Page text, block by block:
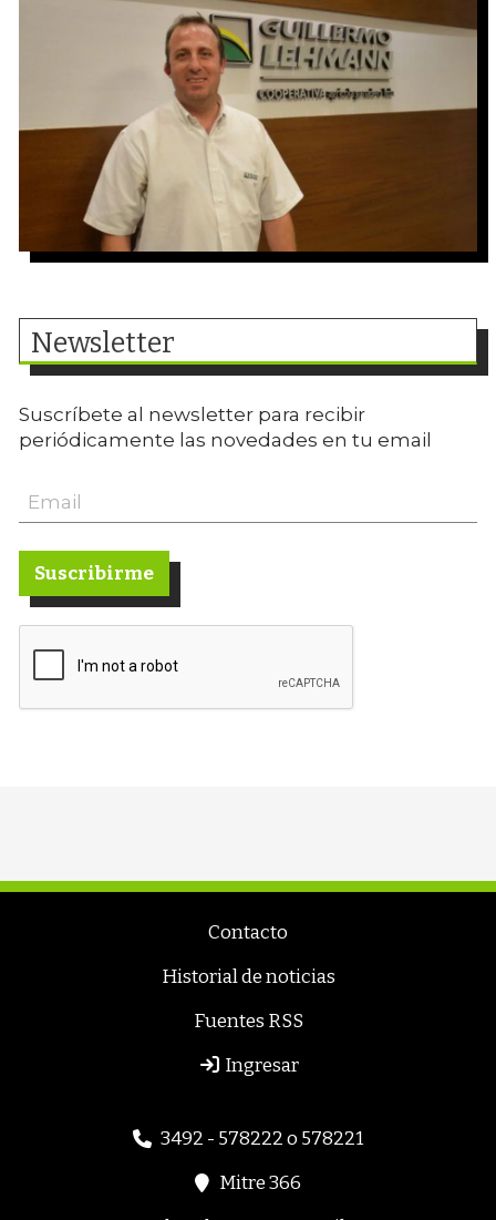
Newsletter
Suscríbete al newsletter para recibir
periódicamente las novedades en tu email
Suscribirme
Contacto
Historial de noticias
Fuentes RSS
Ingresar
3492 - 578222 o 578221
Mitre 366